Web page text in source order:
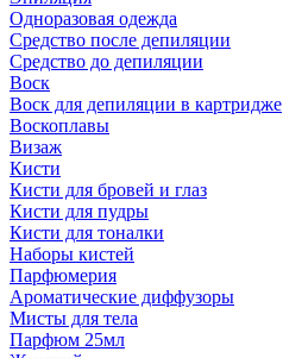
Одноразовая одежда
Средство после депиляции
Средство до депиляции
Воск
Воск для депиляции в картридже
Воскоплавы
Визаж
Кисти
Кисти для бровей и глаз
Кисти для пудры
Кисти для тоналки
Наборы кистей
Парфюмерия
Ароматические диффузоры
Мисты для тела
Парфюм 25мл